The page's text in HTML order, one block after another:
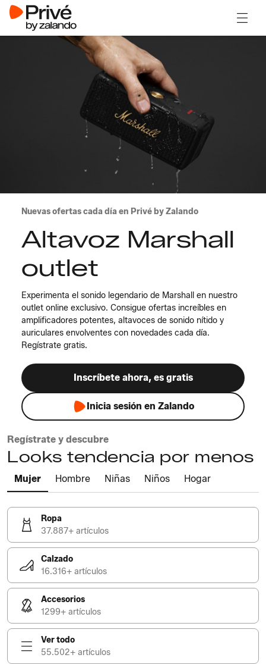
Nuevas ofertas cada día en Privé by Zalando
Altavoz Marshall
outlet
Experimenta el sonido legendario de Marshall en nuestro
outlet online exclusivo. Consigue ofertas increíbles en
amplificadores potentes, altavoces de sonido nítido y
auriculares envolventes con novedades cada día.
Regístrate gratis.
Inscríbete ahora, es gratis
Inicia sesión en Zalando
Regístrate y descubre
Looks tendencia por menos
Mujer Hombre Niñas Niños Hogar
Ropa
37.887+ artículos
Calzado
16.316+ artículos
Accesorios
1299+ artículos
Ver todo
55.502+ artículos